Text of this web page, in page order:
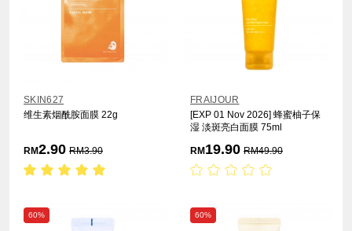
SKIN627
维生素烟酰胺面膜 22g
RM2.90 RM3.90
FRAIJOUR
[EXP 01 Nov 2026] 蜂蜜柚子保
湿 淡斑亮白面膜 75ml
RM 19.90 RM49.90
60% 60%